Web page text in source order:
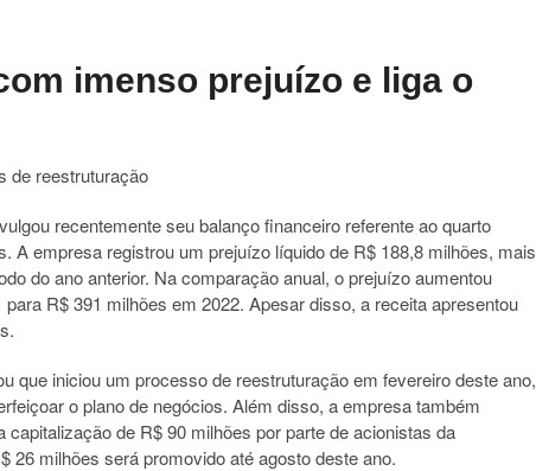
imenso prejuízo e liga o
de reestruturação
recentemente seu balanço financeiro referente ao quarto
A empresa registrou um prejuízo líquido de R$ 188,8 milhões, mais
do ano anterior. Na comparação anual, o prejuízo aumentou
R$ 391 milhões em 2022. Apesar disso, a receita apresentou
que iniciou um processo de reestruturação em fevereiro deste ano,
o plano de negócios. Além disso, a empresa também
de R$ 90 milhões por parte de acionistas da
26 milhões será promovido até agosto deste ano.